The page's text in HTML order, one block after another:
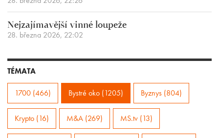
Nejzajímavější vinné loupeže
28. března 2026, 22:02
TÉMATA
1700 (466) Bystré oko (1205) Byznys (804)
Krypto (16) M&A (269) MS.tv (13)